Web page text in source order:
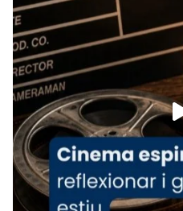
www.vaticannews.va/
07/carmina-historia-
espana-testimoni...
Foto
View on Facebook · Share
Arquebisbat de
2 weeks ago
«Avui les santes